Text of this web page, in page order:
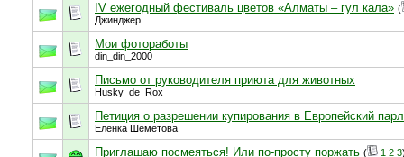
IV ежегодный фестиваль цветов «Алматы – гул кала» (
Джинджер
Мои фотоработы
din_din_2000
Письмо от руководителя приюта для животных
Husky_de_Rox
Петиция о разрешении купирования в Европейский
Еленка Шеметова
Приглашаю посмеяться! Или по-просту поржать ( 1 2 3